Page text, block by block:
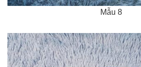
Mẫu 8